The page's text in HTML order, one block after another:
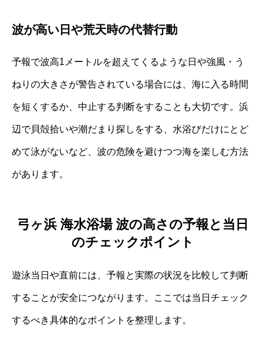
波が高い日や荒天時の代替行動
予報で波高1メートルを超えてくるような日や強風・う
ねりの大きさが警告されている場合には、海に入る時間
を短くするか、中止する判断をすることも大切です。浜
辺で貝殻拾いや潮だまり探しをする、水浴びだけにとど
めて泳がないなど、波の危険を避けつつ海を楽しむ方法
があります。
弓ヶ浜 海水浴場 波の高さの予報と当日
のチェックポイント
遊泳当日や直前には、予報と実際の状況を比較して判断
することが安全につながります。ここでは当日チェック
するべき具体的なポイントを整理します。